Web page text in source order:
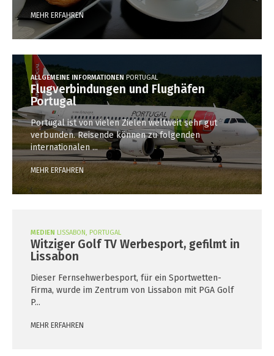
MEHR ERFAHREN
ALLGEMEINE INFORMATIONEN PORTUGAL
Flugverbindungen und Flughäfen
Portugal
Portugal ist von vielen Zielen weltweit sehr gut
verbunden. Reisende können zu folgenden
internationalen ...
MEHR ERFAHREN
MEDIEN LISSABON, PORTUGAL
Witziger Golf TV Werbesport, gefilmt in
Lissabon
Dieser Fernsehwerbesport, für ein Sportwetten-
Firma, wurde im Zentrum von Lissabon mit PGA Golf
P...
MEHR ERFAHREN